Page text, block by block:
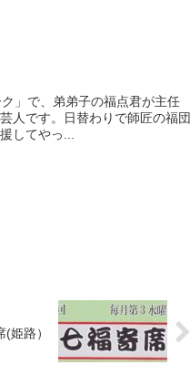
」で、弟弟子の福点君が主任
人です。日替わりで師匠の福団
してやっ...
姫路）